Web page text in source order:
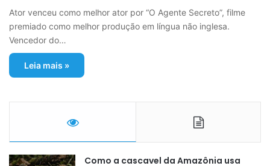
Ator venceu como melhor ator por “O Agente Secreto”, filme
premiado como melhor produção em língua não inglesa.
Vencedor do…
Leia mais »
Como a cascavel da Amazônia usa